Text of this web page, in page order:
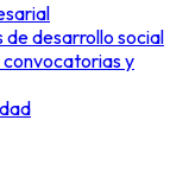
desarrollo social
y